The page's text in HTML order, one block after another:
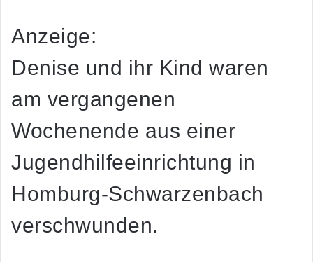
Anzeige:
Denise und ihr Kind waren
am vergangenen
Wochenende aus einer
Jugendhilfeeinrichtung in
Homburg-Schwarzenbach
verschwunden.